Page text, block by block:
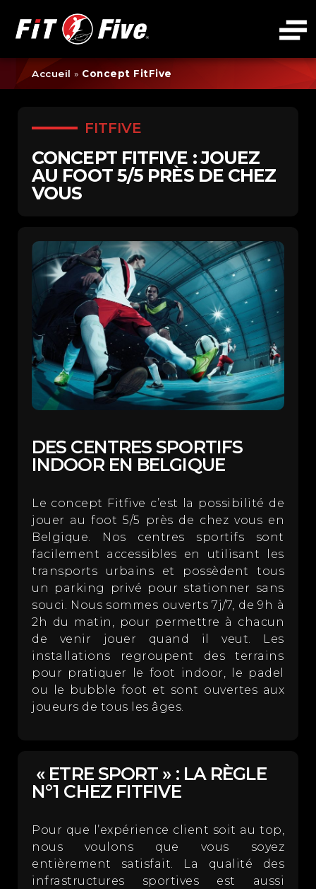
Accueil » Concept FitFive
FITFIVE
CONCEPT FITFIVE : JOUEZ
AU FOOT 5/5 PRÈS DE CHEZ
VOUS
DES CENTRES SPORTIFS
INDOOR EN BELGIQUE
Le concept Fitfive c’est la possibilité de
jouer au foot 5/5 près de chez vous en
Belgique. Nos centres sportifs sont
facilement accessibles en utilisant les
transports urbains et possèdent tous
un parking privé pour stationner sans
souci. Nous sommes ouverts 7j/7, de 9h à
2h du matin, pour permettre à chacun
de venir jouer quand il veut. Les
installations regroupent des terrains
pour pratiquer le foot indoor, le padel
ou le bubble foot et sont ouvertes aux
joueurs de tous les âges.
« ETRE SPORT » : LA RÈGLE
N°1 CHEZ FITFIVE
Pour que l’expérience client soit au top,
nous voulons que vous soyez
entièrement satisfait. La qualité des
infrastructures sportives est aussi